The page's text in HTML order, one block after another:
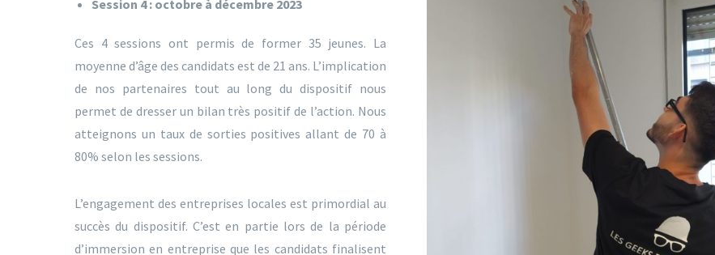
Session 4 : octobre à décembre 2023
Ces 4 sessions ont permis de former 35 jeunes. La
moyenne d’âge des candidats est de 21 ans. L’implication
de nos partenaires tout au long du dispositif nous
permet de dresser un bilan très positif de l’action. Nous
atteignons un taux de sorties positives allant de 70 à
80% selon les sessions.
L’engagement des entreprises locales est primordial au
succès du dispositif. C’est en partie lors de la période
d’immersion en entreprise que les candidats finalisent